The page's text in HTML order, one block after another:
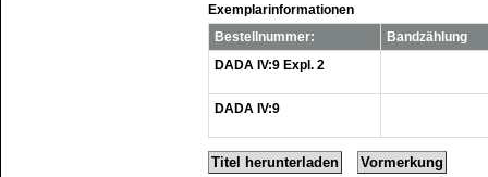
Exemplarinformationen
Bestellnummer:
Bandzählung
DADA IV:9 Expl. 2
DADA IV:9
Titel herunterladen Vormerkung